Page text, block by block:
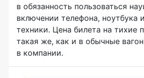
в обязанность пользоваться
включении телефона, ноутбука
техники. Цена билета на тихие
такая же, как и в обычные
в компании.